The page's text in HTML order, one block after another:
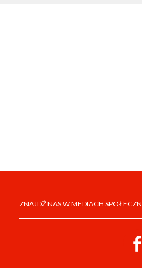
ZNAJDŹ NAS W MEDIACH